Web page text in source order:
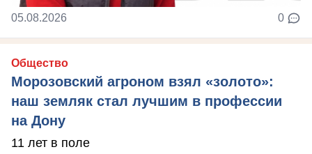
05.08.2026 0
Общество
Морозовский агроном взял «золото»:
наш земляк стал лучшим в профессии
на Дону
11 лет в поле